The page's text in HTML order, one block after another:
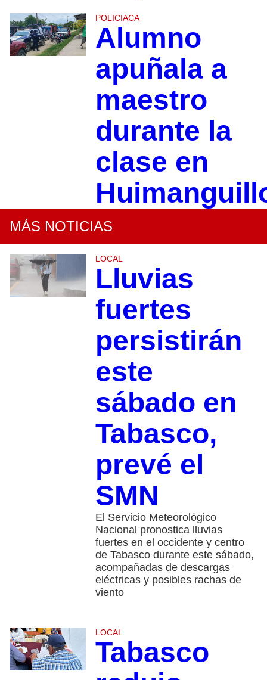
POLICIACA
Alumno
apuñala a
maestro
durante la
clase en
MÁS NOTICIAS
LOCAL
Lluvias
fuertes
persistirán
este
sábado en
Tabasco,
prevé el
SMN
El Servicio Meteorológico
Nacional pronostica lluvias
fuertes en el occidente y centro
de Tabasco durante este sábado,
acompañadas de descargas
eléctricas y posibles rachas de
viento
LOCAL
Tabasco